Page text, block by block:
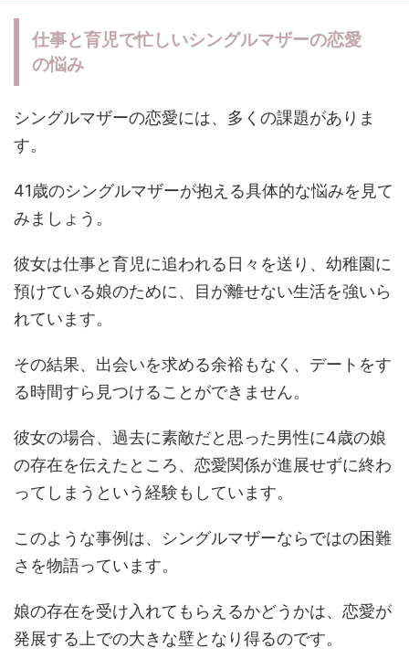
仕事と育児で忙しいシングルマザーの恋愛
の悩み
シングルマザーの恋愛には、多くの課題がありま
す。
41歳のシングルマザーが抱える具体的な悩みを見て
みましょう。
彼女は仕事と育児に追われる日々を送り、幼稚園に
預けている娘のために、目が離せない生活を強いら
れています。
その結果、出会いを求める余裕もなく、デートをす
る時間すら見つけることができません​。
彼女の場合、過去に素敵だと思った男性に4歳の娘
の存在を伝えたところ、恋愛関係が進展せずに終わ
ってしまうという経験もしています。
このような事例は、シングルマザーならではの困難
さを物語っています。
娘の存在を受け入れてもらえるかどうかは、恋愛が
発展する上での大きな壁となり得るのです。